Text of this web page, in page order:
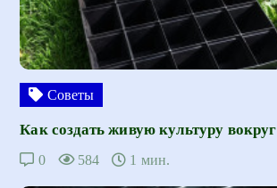
Советы
Как создать живую культуру вокруг
0 584 1 мин.